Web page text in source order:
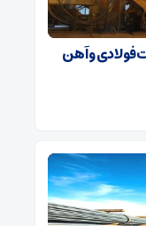
فولادی و آهن